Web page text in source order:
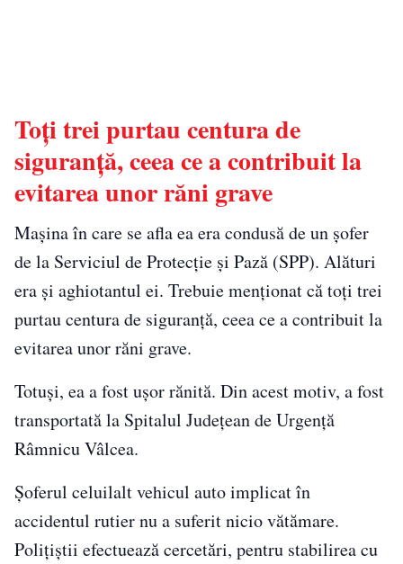
Toți trei purtau centura de
siguranță, ceea ce a contribuit la
evitarea unor răni grave
Mașina în care se afla ea era condusă de un șofer
de la Serviciul de Protecție și Pază (SPP). Alături
era și aghiotantul ei. Trebuie menționat că toți trei
purtau centura de siguranță, ceea ce a contribuit la
evitarea unor răni grave.
Totuși, ea a fost ușor rănită. Din acest motiv, a fost
transportată la Spitalul Judeţean de Urgenţă
Râmnicu Vâlcea.
Șoferul celuilalt vehicul auto implicat în
accidentul rutier nu a suferit nicio vătămare.
Poliţiştii efectuează cercetări, pentru stabilirea cu